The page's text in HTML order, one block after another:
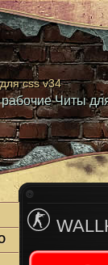
css v34
рабочие Читы